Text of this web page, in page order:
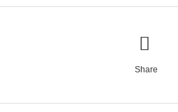
Share